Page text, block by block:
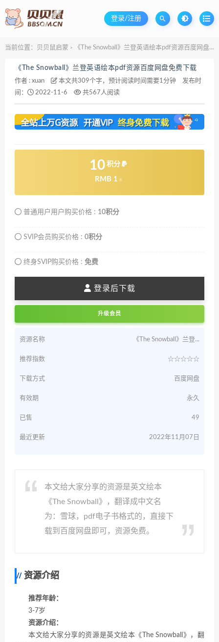
登录/注册
当前位置： 贝贝鼠启蒙 > 《The Snowball》兰登英语绘本pdf资源百度网盘免费下载
《The Snowball》兰登英语绘本pdf资源百度网盘免费下载
作者 : xuan 本文共309个字，预计阅读时间需要1分钟
发布时
间：
2022-11-6 共567人阅读
10 积分
RMB 1 元
普通用户用户购买价格 : 10积分
SVIP会员购买价格 : 0积分
终身SVIP购买价格 : 免费
登录后下载
升级会员
资源名称 《The Snowball》兰登...
推荐指数 ☆☆☆☆☆
下载方式 百度网盘
有效期 永久
已售 49
最近更新 2022年11月07日
本文给大家分享的资源是英文绘本
《The Snowball》，翻译成中文名
为：雪球，pdf电子书格式的，直接下
载到百度网盘即可，资源免费。
资源介绍
推荐年龄：
3-7岁
资源介绍：
本文给大家分享的资源是英文绘本《The Snowball》，翻